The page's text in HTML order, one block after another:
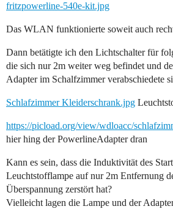
fritzpowerline-540e-kit.jpg
Das WLAN funktionierte soweit auch
Dann betätigte ich den Lichtschalter für
die sich nur 2m weiter weg befindet und
Adapter im Schalfzimmer verabschiedete
Schlafzimmer Kleiderschrank.jpg
https://picload.org/view/wdloacc/
hier hing der PowerlineAdapter dran
Kann es sein, dass die Induktivität des
Leuchtstofflampe auf nur 2m Entfernung
Überspannung zerstört hat?
Vielleicht lagen die Lampe und der